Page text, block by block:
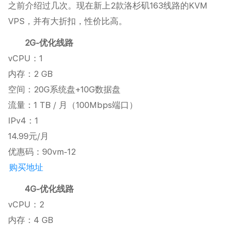
之前介绍过几次。现在新上2款洛杉矶163线路的KVM
VPS，并有大折扣，性价比高。
2G-优化线路
vCPU：1
内存：2 GB
空间：20G系统盘+10G数据盘
流量：1 TB / 月（100Mbps端口）
IPv4：1
14.99元/月
优惠码：90vm-12
购买地址
4G-优化线路
vCPU：2
内存：4 GB